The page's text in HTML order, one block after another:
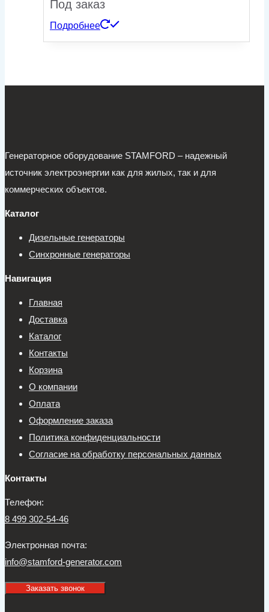
Под заказ
Подробнее
Генераторное оборудование STAMFORD – надежный
источник электроэнергии как для жилых, так и для
коммерческих объектов.
Каталог
Дизельные генераторы
Синхронные генераторы
Навигация
Главная
Доставка
Каталог
Контакты
Корзина
О компании
Оплата
Оформление заказа
Политика конфиденциальности
Согласие на обработку персональных данных
Контакты
Телефон:
8 499 302-54-46
Электронная почта:
info@stamford-generator.com
Заказать звонок